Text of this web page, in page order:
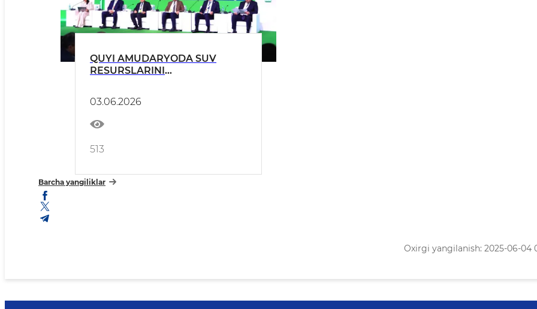
QUYI AMUDARYODA SUV
RESURSLARINI
ETILADI
03.06.2026
513
Barcha yangiliklar
Oxirgi yangilanish: 2025-06-04